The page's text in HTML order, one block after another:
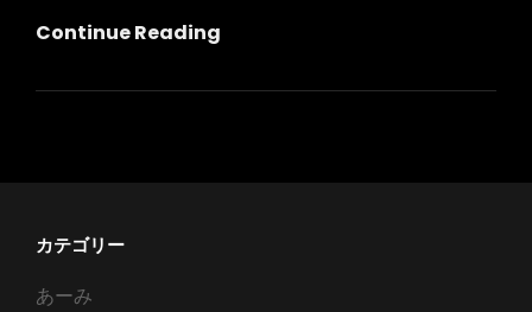
Continue Reading
場
カテゴリー
あーみ